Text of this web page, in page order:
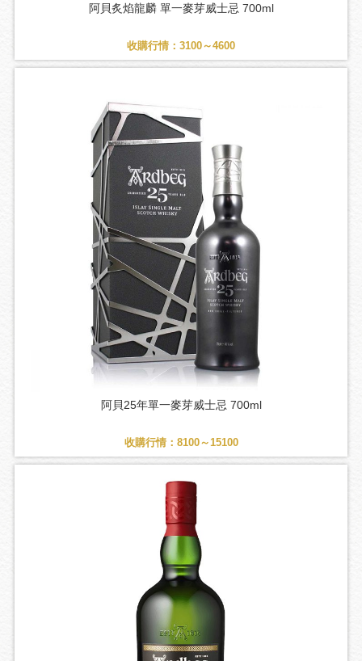
阿貝炙焰龍麟 單一麥芽威士忌 700ml
收購行情：3100～4600
阿貝25年單一麥芽威士忌 700ml
收購行情：8100～15100